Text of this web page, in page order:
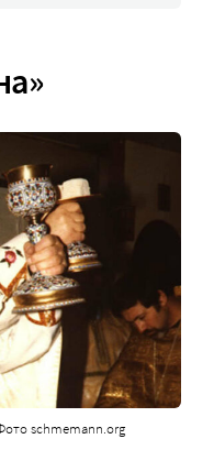
schmemann.org